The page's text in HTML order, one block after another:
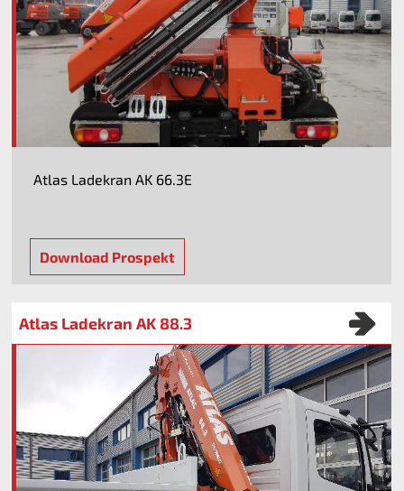
Atlas Ladekran AK 66.3E
Download Prospekt
Atlas Ladekran AK 88.3